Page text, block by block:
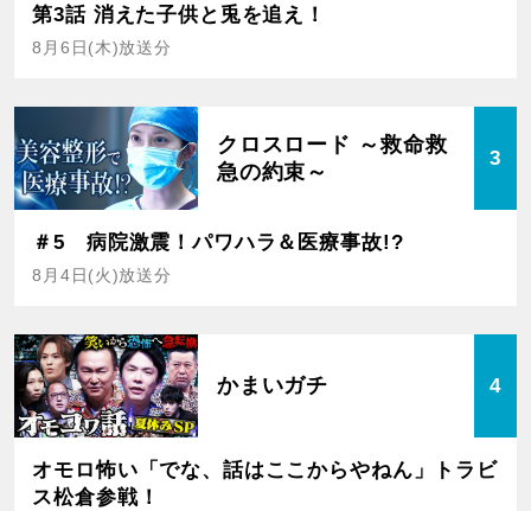
第3話 消えた子供と兎を追え！
8月6日(木)放送分
クロスロード ～救命救
急の約束～
3
＃5 病院激震！パワハラ＆医療事故!?
8月4日(火)放送分
かまいガチ 4
オモロ怖い「でな、話はここからやねん」トラビ
ス松倉参戦！